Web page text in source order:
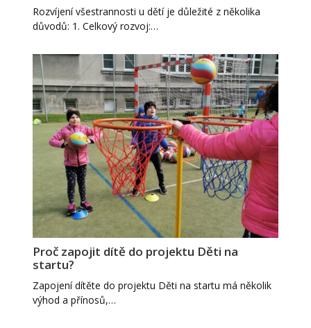
Rozvíjení všestrannosti u dětí je důležité z několika
důvodů: 1. Celkový rozvoj:…
Proč zapojit dítě do projektu Děti na
startu?
Zapojení dítěte do projektu Děti na startu má několik
výhod a přínosů,…